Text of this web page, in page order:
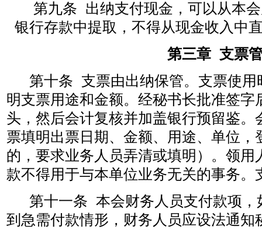
第九条 出纳支付现金，可以从本
银行存款中提取，不得从现金收入中
第三章 支票
第十条 支票由出纳保管。支票使用
明支票用途和金额。经秘书长批准签字
头，然后会计复核并加盖银行预留鉴。
票填明出票日期、金额、用途、单位，
的，要求业务人员弄清或填明）。领用
款不得用于与本单位业务无关的事务。
第十一条 本会财务人员支付款项，
到急需付款情形，财务人员应设法通知